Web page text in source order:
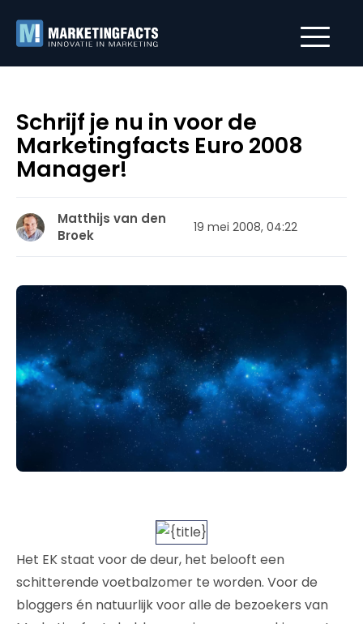
Schrijf je nu in voor de
Marketingfacts Euro 2008
Manager!
Matthijs van den
Broek
19 mei 2008, 04:22
Het EK staat voor de deur, het belooft een
schitterende voetbalzomer te worden. Voor de
bloggers én natuurlijk voor alle de bezoekers van